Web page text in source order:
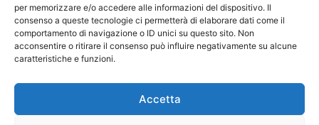
per memorizzare e/o accedere alle informazioni del dispositivo. Il
consenso a queste tecnologie ci permetterà di elaborare dati come il
comportamento di navigazione o ID unici su questo sito. Non
acconsentire o ritirare il consenso può influire negativamente su alcune
caratteristiche e funzioni.
Accetta